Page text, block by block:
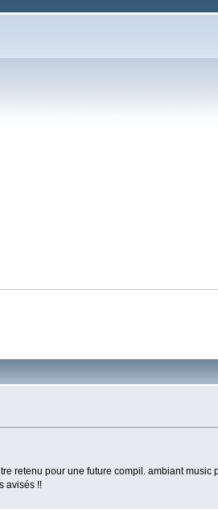
retenu pour une future compil. ambiant
avisés !!